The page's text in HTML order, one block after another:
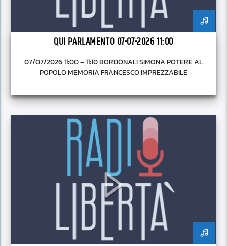
QUI PARLAMENTO 07-07-2026 11:00
07/07/2026 11:00 – 11:10 BORDONALI SIMONA POTERE AL
POPOLO MEMORIA FRANCESCO IMPREZZABILE